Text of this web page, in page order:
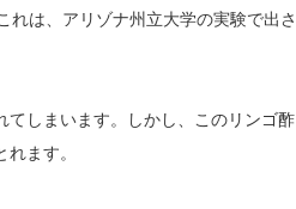
は、アリゾナ州立大学の実験で出さ
てしまいます。しかし、このリンゴ酢
ます。